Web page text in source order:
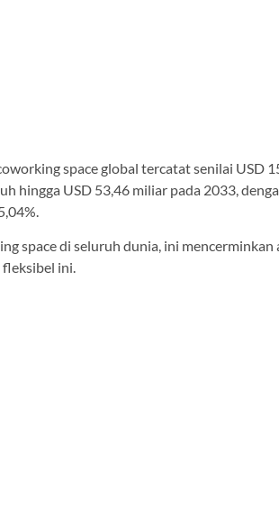
space global tercatat senilai USD
hingga USD 53,46 miliar pada 2033,
space di seluruh dunia, ini mencerminkan
fleksibel ini.